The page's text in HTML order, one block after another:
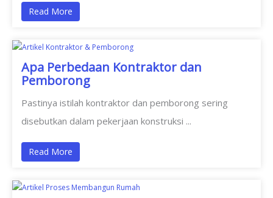
Read More
Apa Perbedaan Kontraktor dan
Pemborong
Pastinya istilah kontraktor dan pemborong sering
disebutkan dalam pekerjaan konstruksi ...
Read More